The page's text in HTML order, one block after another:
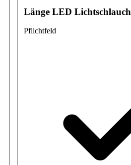
Länge LED Lichtschlauch
Pflichtfeld